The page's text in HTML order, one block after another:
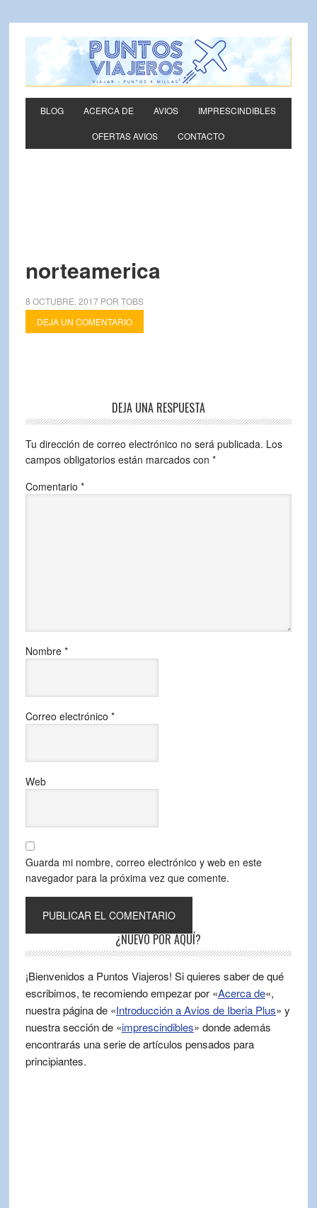
BLOG ACERCA DE AVIOS IMPRESCINDIBLES
OFERTAS AVIOS CONTACTO
norteamerica
8 OCTUBRE, 2017POR TOBS
DEJA UN COMENTARIO
DEJA UNA RESPUESTA
Tu dirección de correo electrónico no será publicada. Los
campos obligatorios están marcados con *
Comentario *
Nombre *
Correo electrónico *
Web
Guarda mi nombre, correo electrónico y web en este
navegador para la próxima vez que comente.
¿NUEVO POR AQUÍ?
¡Bienvenidos a Puntos Viajeros! Si quieres saber de qué
escribimos, te recomiendo empezar por «Acerca de«,
nuestra página de «Introducción a Avios de Iberia Plus» y
nuestra sección de «imprescindibles» donde además
encontrarás una serie de artículos pensados para
principiantes.